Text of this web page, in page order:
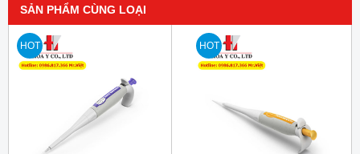
SẢN PHẨM CÙNG LOẠI
HOT HOT